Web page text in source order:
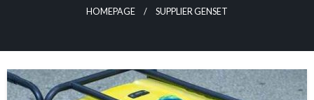
HOMEPAGE SUPPLIER GENSET